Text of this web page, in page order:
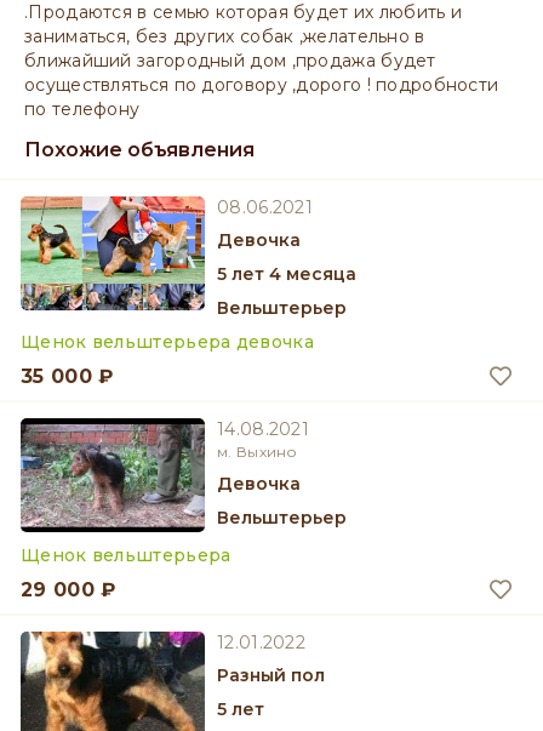
.Продаются в семью которая будет их любить и
заниматься, без других собак ,желательно в
ближайший загородный дом ,продажа будет
осуществляться по договору ,дорого ! подробности
по телефону
Похожие объявления
08.06.2021
девочка
5 лет 4 месяца
Вельштерьер
Щенок вельштерьера девочка
35 000 ₽
14.08.2021
м. Выхино
девочка
Вельштерьер
Щенок вельштерьера
29 000 ₽
12.01.2022
разный пол
5 лет